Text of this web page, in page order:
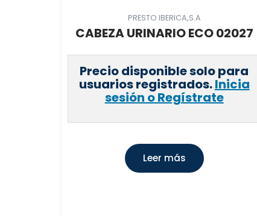
PRESTO IBERICA,S.A
CABEZA URINARIO ECO 02027
Precio disponible solo para
usuarios registrados.Inicia
sesión o Regístrate
Leer más